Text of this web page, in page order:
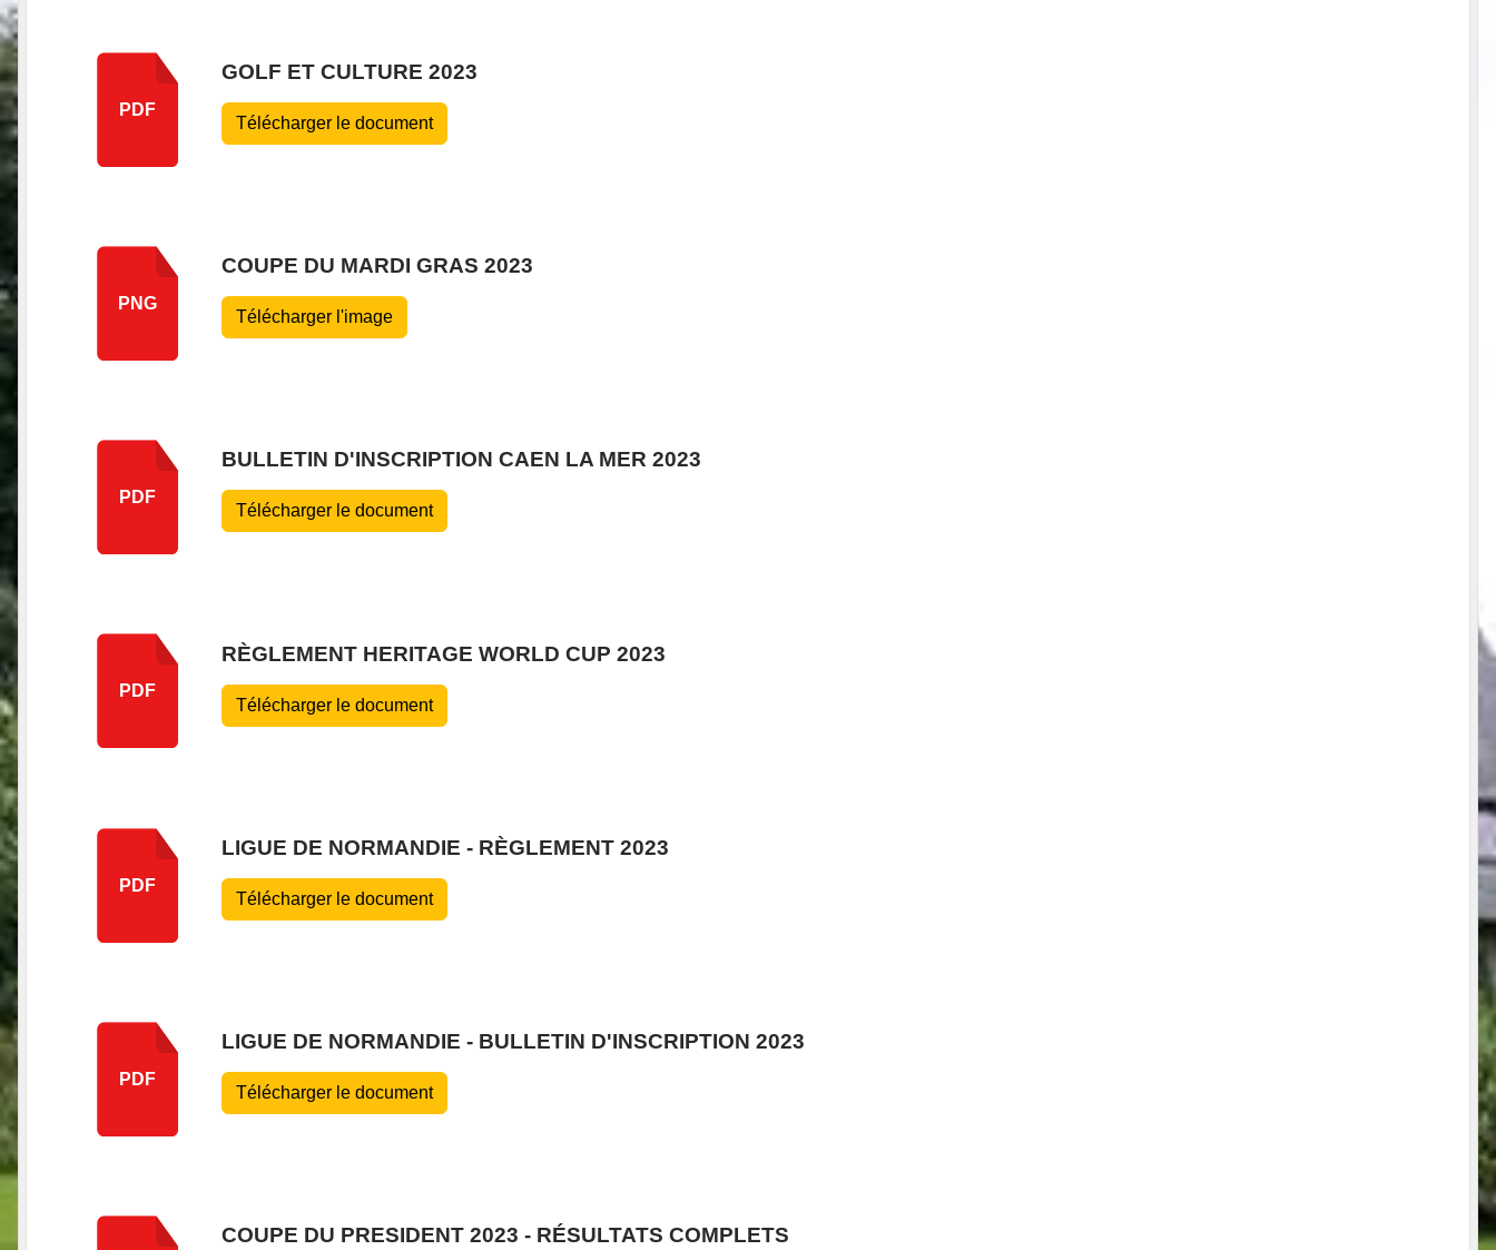
PDF
GOLF ET CULTURE 2023
Télécharger le document
PNG
COUPE DU MARDI GRAS 2023
Télécharger l'image
PDF
BULLETIN D'INSCRIPTION CAEN LA MER 2023
Télécharger le document
PDF
RÈGLEMENT HERITAGE WORLD CUP 2023
Télécharger le document
PDF
LIGUE DE NORMANDIE - RÈGLEMENT 2023
Télécharger le document
PDF
LIGUE DE NORMANDIE - BULLETIN D'INSCRIPTION 2023
Télécharger le document
COUPE DU PRESIDENT 2023 - RÉSULTATS COMPLETS